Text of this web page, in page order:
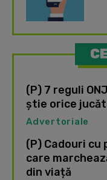
(P) 7 reguli
știe orice
Advertoriale
(P) Cadouri
care
din viață